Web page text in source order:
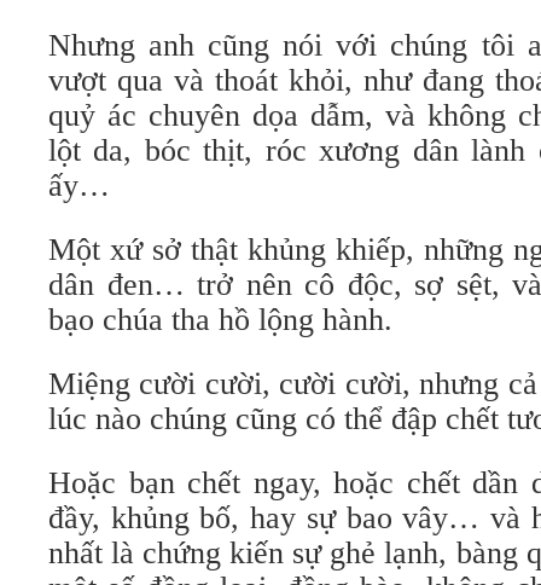
Nhưng anh cũng nói với chúng tôi
vượt qua và thoát khỏi, như đang
quỷ ác chuyên dọa dẫm, và không
lột da, bóc thịt, róc xương dân
ấy…
Một xứ sở thật khủng khiếp, những
dân đen… trở nên cô độc, sợ sệt,
bạo chúa tha hồ lộng hành.
Miệng cười cười, cười cười, nhưng
lúc nào chúng cũng có thể đập chết
Hoặc bạn chết ngay, hoặc chết dần
đầy, khủng bố, hay sự bao vây… và
nhất là chứng kiến sự ghẻ lạnh, bàng